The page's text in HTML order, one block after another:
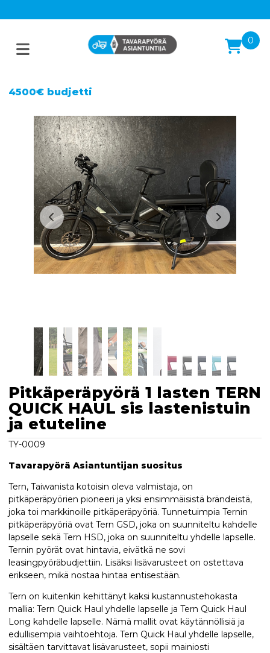
0
4500€ budjetti
Pitkäperäpyörä 1 lasten TERN
QUICK HAUL sis lastenistuin
ja etuteline
TY-0009
Tavarapyörä Asiantuntijan suositus
Tern, Taiwanista kotoisin oleva valmistaja, on
pitkäperäpyörien pioneeri ja yksi ensimmäisistä brändeistä,
joka toi markkinoille pitkäperäpyöriä. Tunnetuimpia Ternin
pitkäperäpyöriä ovat Tern GSD, joka on suunniteltu kahdelle
lapselle sekä Tern HSD, joka on suunniteltu yhdelle lapselle.
Ternin pyörät ovat hintavia, eivätkä ne sovi
leasingpyöräbudjettiin. Lisäksi lisävarusteet on ostettava
erikseen, mikä nostaa hintaa entisestään.
Tern on kuitenkin kehittänyt kaksi kustannustehokasta
mallia: Tern Quick Haul yhdelle lapselle ja Tern Quick Haul
Long kahdelle lapselle. Nämä mallit ovat käytännöllisiä ja
edullisempia vaihtoehtoja. Tern Quick Haul yhdelle lapselle,
sisältäen tarvittavat lisävarusteet, sopii mainiosti